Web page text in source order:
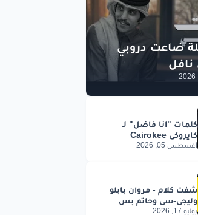
أغسطس 05, 2026
يوليو 17, 2026